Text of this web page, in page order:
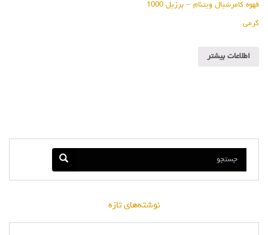
قهوه کامرشیال ویتنام – برزیل 1000
گرمی
اطلاعات بیشتر
نوشته‌های تازه